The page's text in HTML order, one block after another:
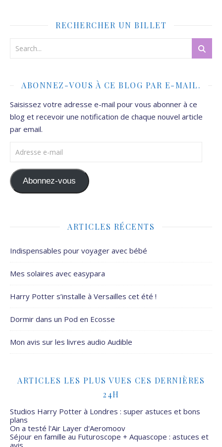
RECHERCHER UN BILLET
ABONNEZ-VOUS À CE BLOG PAR E-MAIL.
Saisissez votre adresse e-mail pour vous abonner à ce
blog et recevoir une notification de chaque nouvel article
par email.
Adresse e-mail
Abonnez-vous
ARTICLES RÉCENTS
Indispensables pour voyager avec bébé
Mes solaires avec easypara
Harry Potter s’installe à Versailles cet été !
Dormir dans un Pod en Ecosse
Mon avis sur les livres audio Audible
ARTICLES LES PLUS VUES CES DERNIÈRES
24H
Studios Harry Potter à Londres : super astuces et bons
plans
On a testé l'Air Layer d'Aeromoov
Séjour en famille au Futuroscope + Aquascope : astuces et